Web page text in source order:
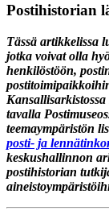
Postihistorian
Tässä artikkelissa
jotka voivat olla
henkilöstöön,
tavalla
teemaympäristön
posti- ja
keskushallinnon
postihistorian